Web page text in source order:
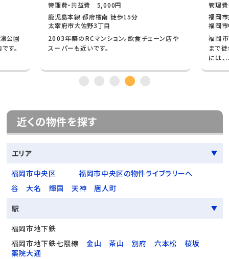
公園
す。
管理費・共益費 5,000円
鹿児島本線 都府楼南 徒歩15分
太宰府市大佐野3丁目
2003年築のRCマンション。飲食チェーン店や
スーパーも近いです。
管理
福岡
福岡
福岡
まで
には、
近くの物件を探す
エリア
福岡市中央区
福岡市中央区の物件ライブラリーへ
谷
大名 輝国 天神
唐人町
駅
福岡市地下鉄
福岡市地下鉄七隈線
金山 茶山 別府 六本松
桜坂
薬院大通